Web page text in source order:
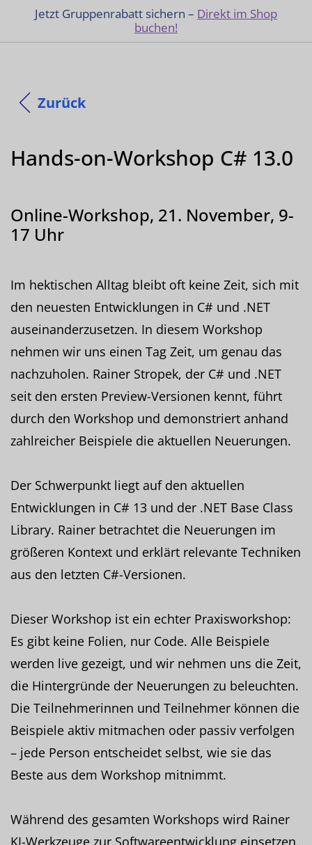
Jetzt Gruppenrabatt sichern – Direkt im Shop
buchen!
Zurück
Hands-on-Workshop C# 13.0
Online-Workshop, 21. November, 9-
17 Uhr
Im hektischen Alltag bleibt oft keine Zeit, sich mit
den neuesten Entwicklungen in C# und .NET
auseinanderzusetzen. In diesem Workshop
nehmen wir uns einen Tag Zeit, um genau das
nachzuholen. Rainer Stropek, der C# und .NET
seit den ersten Preview-Versionen kennt, führt
durch den Workshop und demonstriert anhand
zahlreicher Beispiele die aktuellen Neuerungen.
Der Schwerpunkt liegt auf den aktuellen
Entwicklungen in C# 13 und der .NET Base Class
Library. Rainer betrachtet die Neuerungen im
größeren Kontext und erklärt relevante Techniken
aus den letzten C#-Versionen.
Dieser Workshop ist ein echter Praxisworkshop:
Es gibt keine Folien, nur Code. Alle Beispiele
werden live gezeigt, und wir nehmen uns die Zeit,
die Hintergründe der Neuerungen zu beleuchten.
Die Teilnehmerinnen und Teilnehmer können die
Beispiele aktiv mitmachen oder passiv verfolgen
– jede Person entscheidet selbst, wie sie das
Beste aus dem Workshop mitnimmt.
Während des gesamten Workshops wird Rainer
KI-Werkzeuge zur Softwareentwicklung einsetzen.